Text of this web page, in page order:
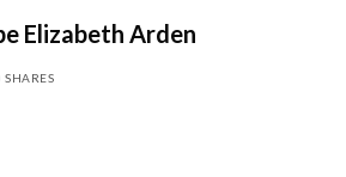
Elizabeth Arden
SHARES